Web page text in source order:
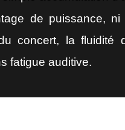
de puissance,
concert, la fluidité
fatigue auditive.